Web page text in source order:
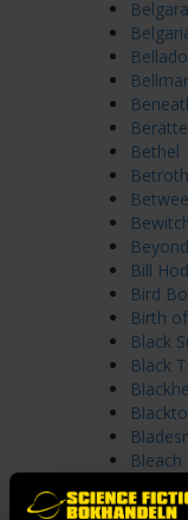
Bethel
Bill
Bird
Birth
Black
Black
Blod